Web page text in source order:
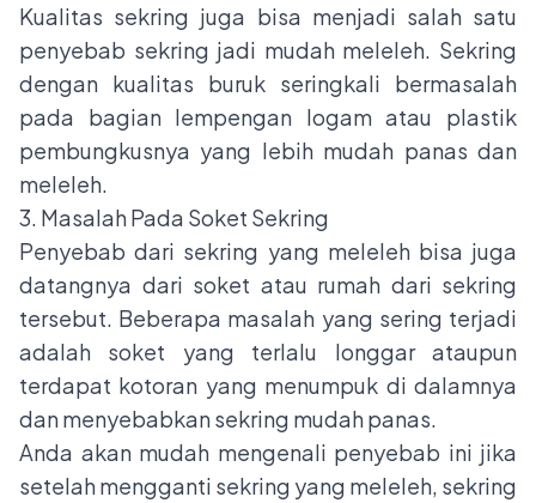
Kualitas sekring juga bisa menjadi salah satu
penyebab sekring jadi mudah meleleh. Sekring
dengan kualitas buruk seringkali bermasalah
pada bagian lempengan logam atau plastik
pembungkusnya yang lebih mudah panas dan
meleleh.
3. Masalah Pada Soket Sekring
Penyebab dari sekring yang meleleh bisa juga
datangnya dari soket atau rumah dari sekring
tersebut. Beberapa masalah yang sering terjadi
adalah soket yang terlalu longgar ataupun
terdapat kotoran yang menumpuk di dalamnya
dan menyebabkan sekring mudah panas.
Anda akan mudah mengenali penyebab ini jika
setelah mengganti sekring yang meleleh, sekring